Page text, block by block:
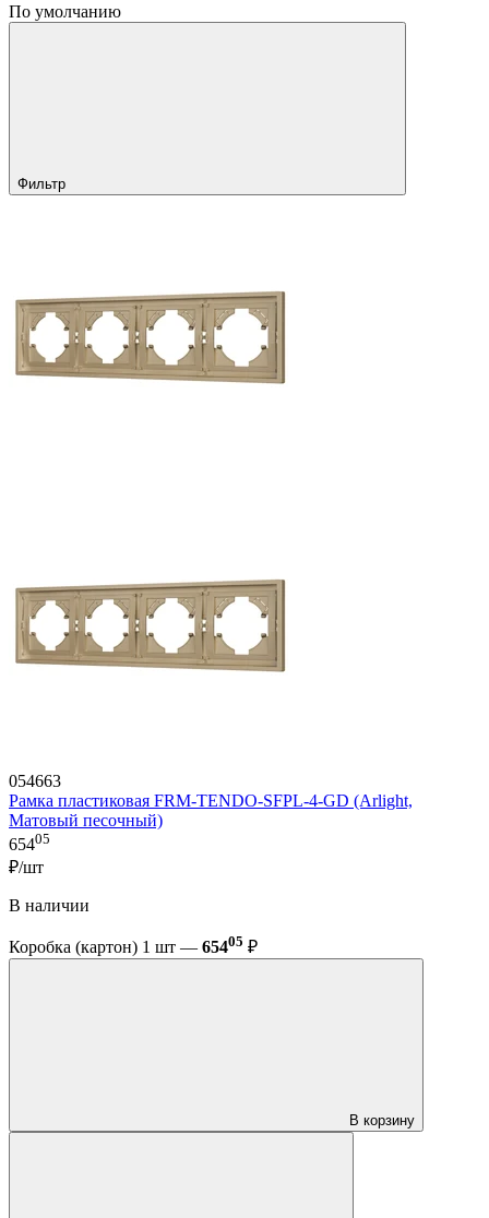
По умолчанию
Фильтр
054663
Рамка пластиковая FRM-TENDO-SFPL-4-GD (Arlight,
Матовый песочный)
65405
₽/шт
В наличии
Коробка (картон) 1 шт — 65405 ₽
В корзину